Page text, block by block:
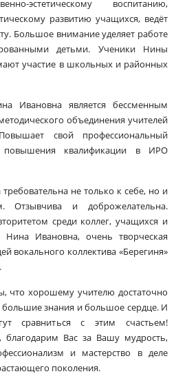
эстетическому воспитанию,
развитию учащихся, ведёт
Большое внимание уделяет работе
детьми. Ученики Нины
участие в школьных и районных
Ивановна является бессменным
объединения учителей
свой профессиональный
повышения квалификации в ИРО
не только к себе, но и
и доброжелательна.
среди коллег, учащихся и
Нина Ивановна, очень творческая
вокального коллектива «Берегиня»
что хорошему учителю достаточно
большие знания и большое сердце. И
сравниться с этим счастьем!
Вас за Вашу мудрость,
и мастерство в деле
поколения.